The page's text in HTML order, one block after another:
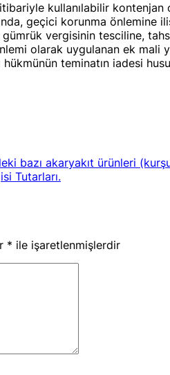
kullanılabilir kontenjan
geçici korunma önlemine
vergisinin tesciline,
olarak uygulanan ek
teminatın iadesi
bazı akaryakıt ürünleri
Tutarları.
* ile işaretlenmişlerdir